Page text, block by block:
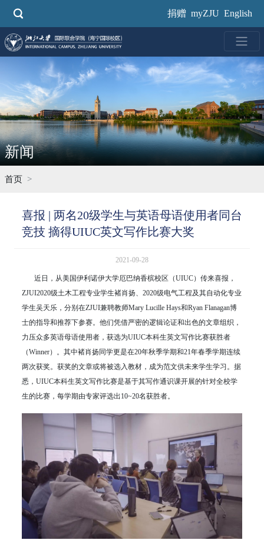
要
捐赠 myZJU English
新闻
首页
喜报 | 两名20级学生与英语母语使用者同台
竞技 摘得UIUC英文写作比赛大奖
2021-09-28
近日，从美国伊利诺伊大学厄巴纳香槟校区（UIUC）传来喜报，
ZJUI2020级土木工程专业学生褚肖扬、2020级电气工程及其自动化专业
学生吴天乐，分别在ZJUI兼聘教师Mary Lucille Hays和Ryan Flanagan博
士的指导和推荐下参赛。他们凭借严密的逻辑论证和出色的文章组织，
力压众多英语母语使用者，获选为UIUC本科生英文写作比赛获胜者
（Winner）。其中褚肖扬同学更是在20年秋季学期和21年春季学期连续
两次获奖。获奖的文章或将被选入教材，成为范文供未来学生学习。据
悉，UIUC本科生英文写作比赛是基于其写作通识课开展的针对全校学
生的比赛，每学期由专家评选出10~20名获胜者。